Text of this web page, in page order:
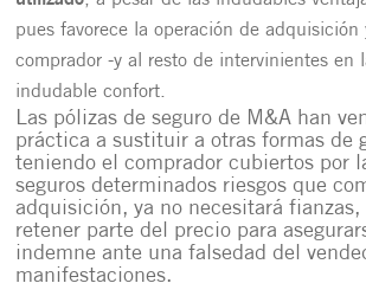
pues favorece la operación de adquisición
comprador -y al resto de intervinientes en
indudable confort.
Las pólizas de seguro de M&A han
práctica a sustituir a otras formas de
teniendo el comprador cubiertos por
seguros determinados riesgos que
adquisición, ya no necesitará fianzas,
retener parte del precio para
indemne ante una falsedad del
manifestaciones.